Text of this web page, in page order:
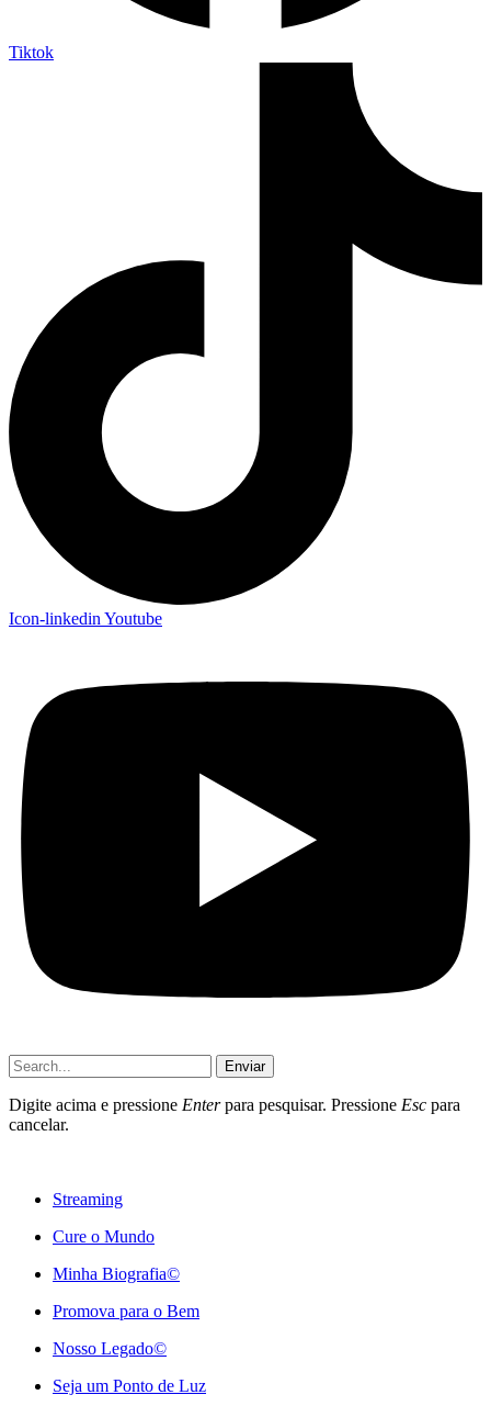
Tiktok
Icon-linkedin Youtube
Enviar
Digite acima e pressione Enterpara pesquisar. Pressione Esc para
cancelar.
Streaming
Cure o Mundo
Minha Biografia©
Promova para o Bem
Nosso Legado©
Seja um Ponto de Luz